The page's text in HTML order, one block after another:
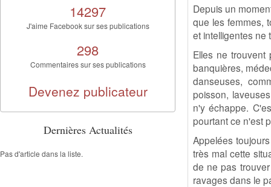
Depuis un
que les femmes,
et intelligentes ne
Elles ne trouvent
banquières,
danseuses,
poisson,
n'y échappe.
pourtant ce n'est
Appelées
très mal cette
de ne pas
ravages dans le
14297
J'aime Facebook sur ses publications
298
Commentaires sur ses publications
Devenez publicateur
Dernières Actualités
Pas d'article dans la liste.